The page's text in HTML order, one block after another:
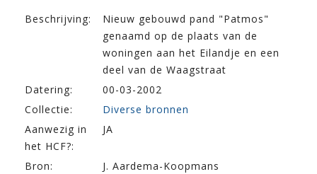
Beschrijving:
Nieuw gebouwd pand "Patmos"
genaamd op de plaats van de
woningen aan het Eilandje en een
deel van de Waagstraat
Datering:
00-03-2002
Collectie:
Diverse bronnen
Aanwezig in
het HCF?:
JA
Bron:
J. Aardema-Koopmans